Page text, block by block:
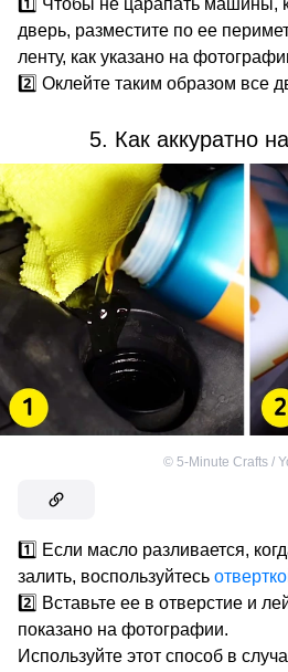
1️⃣ Чтобы не царапать машины,
дверь, разместите по ее
ленту, как указано на
2️⃣ Оклейте таким образом все
5. Как аккуратно
© 5-Minute Crafts /
1️⃣ Если масло разливается,
залить, воспользуйтесь
2️⃣ Вставьте ее в отверстие и
показано на фотографии.
Используйте этот способ в